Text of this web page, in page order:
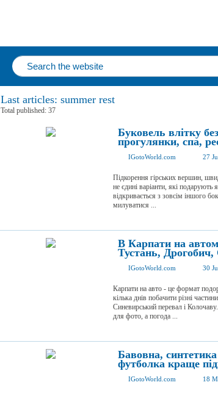
Last articles: summer rest
Total published: 37
Буковель влітку
прогулянки, спа,
IGotoWorld.com 27
Підкорення гірських вершин,
не єдині варіанти, які
відкривається з зовсім іншого
милуватися ...
В Карпати на
Тустань,
IGotoWorld.com 30
Карпати на авто - це формат
кілька днів побачити різні
Синевирський перевал і
для фото, а погода ...
Бавовна,
футболка краще
IGotoWorld.com 18